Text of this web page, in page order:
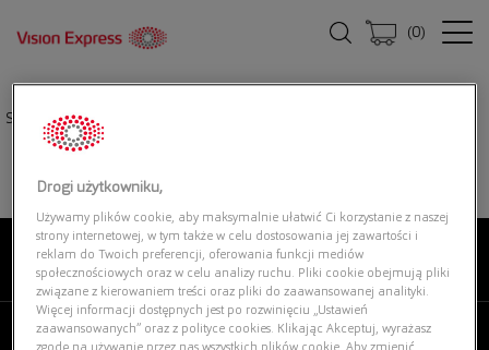
(0)
Strona główna|
O NAS
MOJE VISION EXPRESS
Drogi użytkowniku,
Używamy plików cookie, aby maksymalnie ułatwić Ci korzystanie z naszej
strony internetowej, w tym także w celu dostosowania jej zawartości i
reklam do Twoich preferencji, oferowania funkcji mediów
społecznościowych oraz w celu analizy ruchu. Pliki cookie obejmują pliki
związane z kierowaniem treści oraz pliki do zaawansowanej analityki.
Więcej informacji dostępnych jest po rozwinięciu „Ustawień
zaawansowanych” oraz z polityce cookies. Klikając Akceptuj, wyrażasz